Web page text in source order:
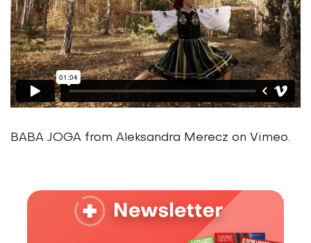
BABA JOGA from Aleksandra Merecz on Vimeo.